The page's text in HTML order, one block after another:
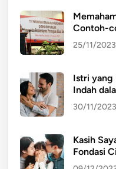
Contoh-
25/11/2023
Istri yang
Indah
30/11/2023
Kasih
Fondasi